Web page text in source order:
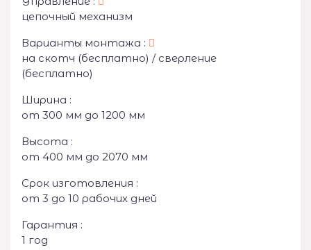
цепочный механизм
Варианты монтажа :
на скотч (бесплатно) / сверление
(бесплатно)
Ширина :
от 300 мм до 1200 мм
Высота :
от 400 мм до 2070 мм
Срок изготовления :
от 3 до 10 рабочих дней
Гарантия :
1 год